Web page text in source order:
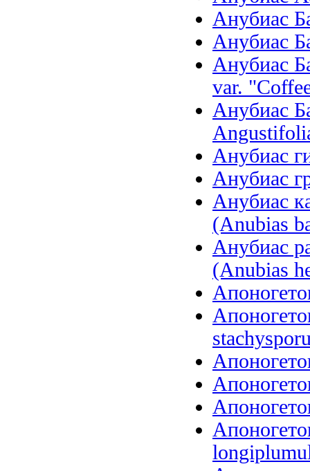
Анубиас
Анубиас
Анубиас
var.
Анубиас
Анубиас
Анубиас
Анубиас
(Anubias
Анубиас
(Anubias